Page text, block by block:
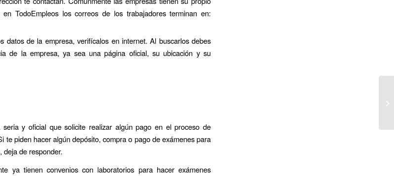
TodoEmpleos los correos de los trabajadores terminan en:
datos de la empresa, verifícalos en internet. Al buscarlos debes
de la empresa, ya sea una página oficial, su ubicación y su
y oficial que solicite realizar algún pago en el proceso de
te piden hacer algún depósito, compra o pago de exámenes para
deja de responder.
ya tienen convenios con laboratorios para hacer exámenes